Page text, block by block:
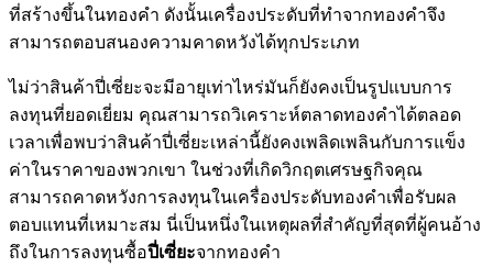
ที่สร้างขึ้นในทองคำ ดังนั้นเครื่องประดับที่ทำจากทองคำจึง
สามารถตอบสนองความคาดหวังได้ทุกประเภท
ไม่ว่าสินค้าปี่เซี่ยะจะมีอายุเท่าไหร่มันก็ยังคงเป็นรูปแบบการ
ลงทุนที่ยอดเยี่ยม คุณสามารถวิเคราะห์ตลาดทองคำได้ตลอด
เวลาเพื่อพบว่าสินค้าปี่เซี่ยะเหล่านี้ยังคงเพลิดเพลินกับการแข็ง
ค่าในราคาของพวกเขา ในช่วงที่เกิดวิกฤตเศรษฐกิจคุณ
สามารถคาดหวังการลงทุนในเครื่องประดับทองคำเพื่อรับผล
ตอบแทนที่เหมาะสม นี่เป็นหนึ่งในเหตุผลที่สำคัญที่สุดที่ผู้คนอ้าง
ถึงในการลงทุนซื้อปี่เซี่ยะจากทองคำ